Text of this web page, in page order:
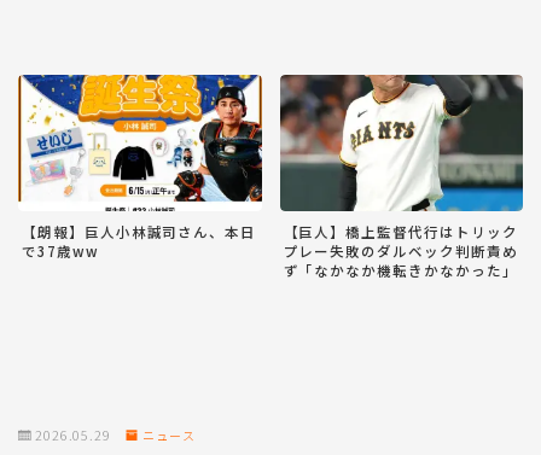
【朗報】巨人小林誠司さん、本日
で37歳ww
【巨人】橋上監督代行はトリック
プレー失敗のダルベック判断責め
ず「なかなか機転きかなかった」
2026.05.29 ニュース